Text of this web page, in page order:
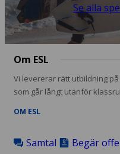
Se alla
Om ESL
Vi levererar rätt utbildning
som går långt utanför
OM ESL
Samtal Begär